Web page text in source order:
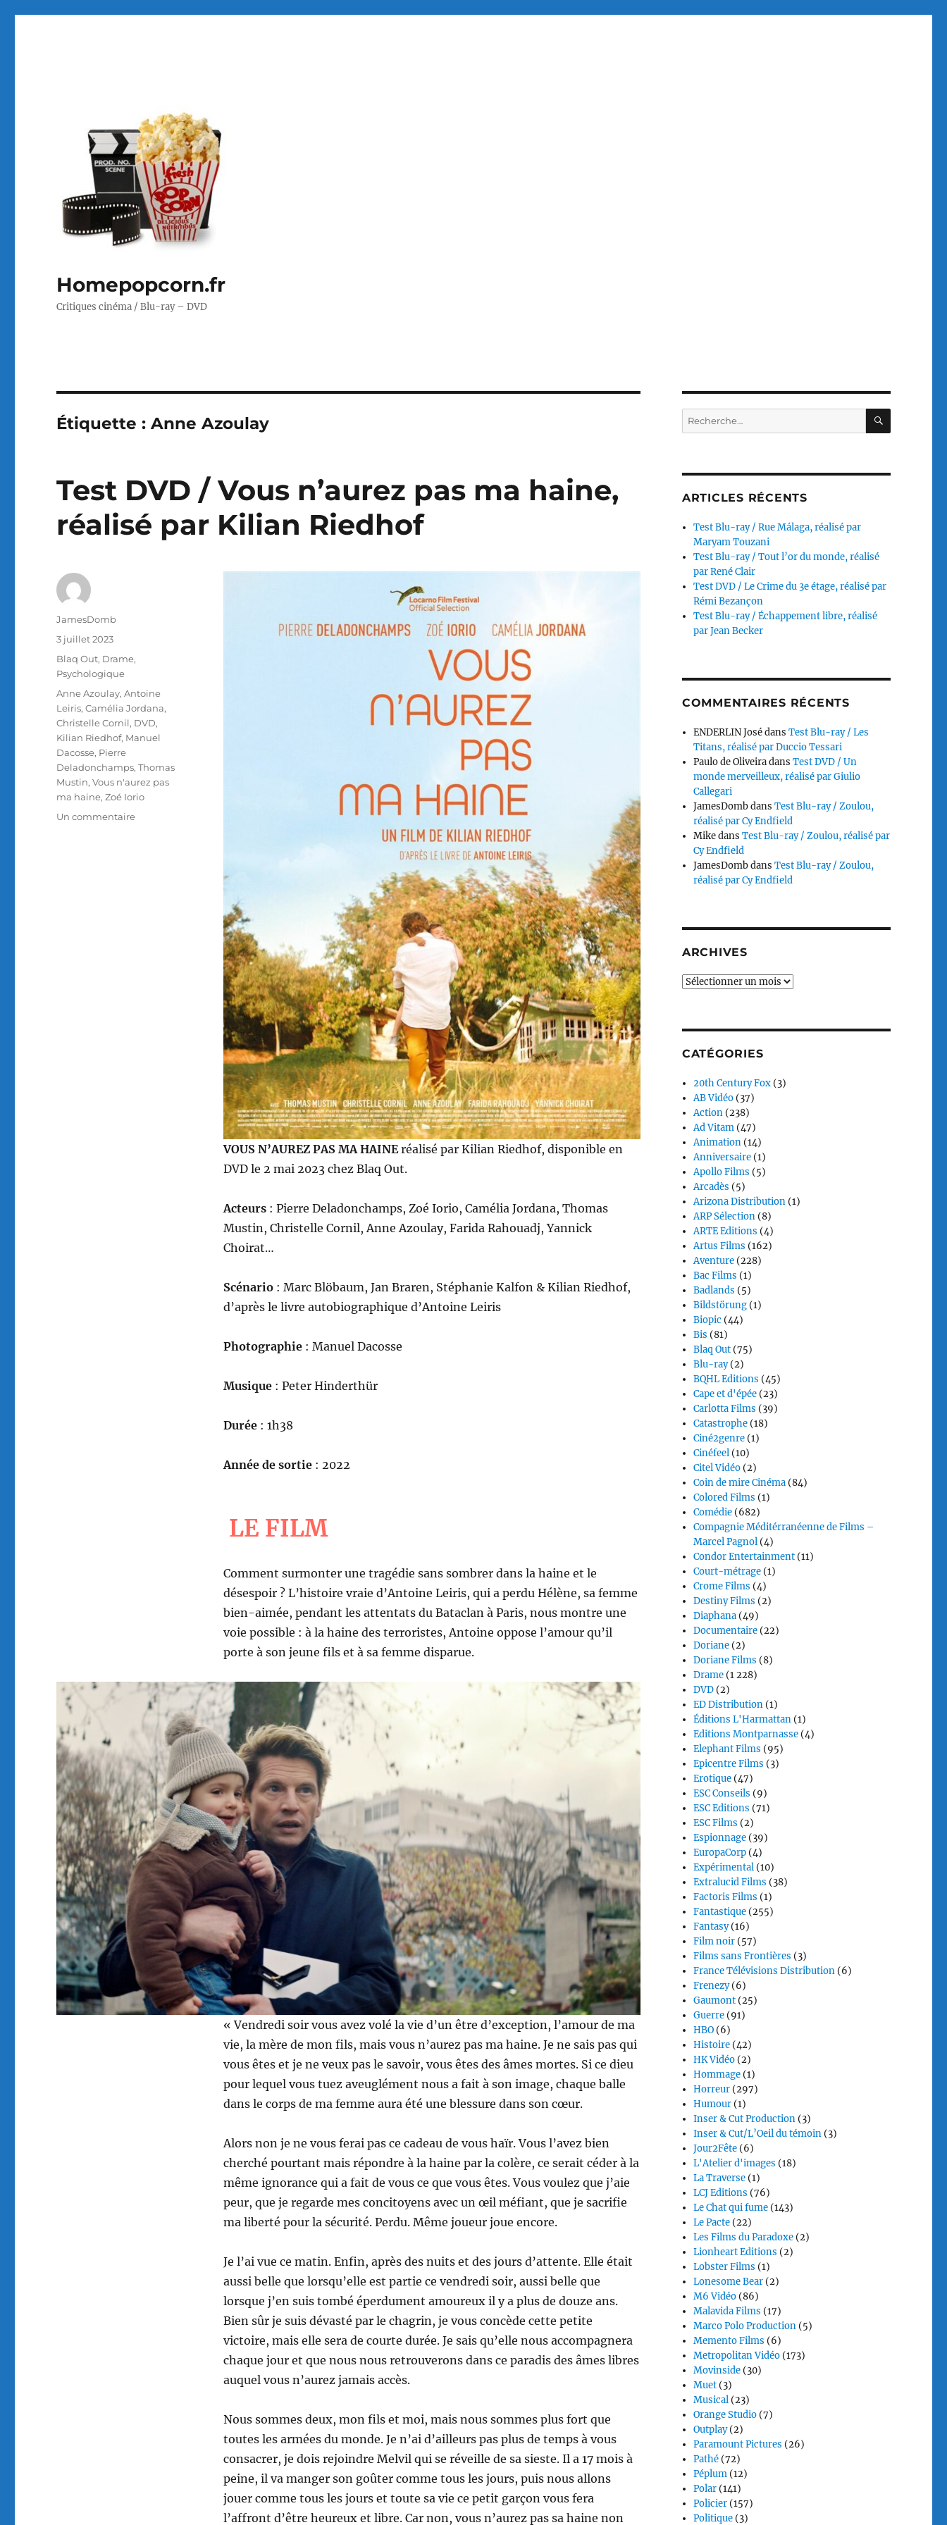
Homepopcorn.fr
Critiques cinéma / Blu-ray – DVD
Étiquette :Anne Azoulay
Test DVD / Vous n’aurez pas ma haine,
réalisé par Kilian Riedhof
VOUS N’AUREZ PAS MA HAINEréalisé par Kilian Riedhof, disponible en
DVD le 2 mai 2023 chez Blaq Out.
Acteurs: Pierre Deladonchamps, Zoé Iorio, Camélia Jordana, Thomas
Mustin, Christelle Cornil, Anne Azoulay, Farida Rahouadj, Yannick
Choirat…
Scénario: Marc Blöbaum, Jan Braren, Stéphanie Kalfon & Kilian Riedhof,
d’après le livre autobiographique d’Antoine Leiris
Photographie: Manuel Dacosse
Musique : Peter Hinderthür
Durée: 1h38
Année de sortie : 2022
LE FILM
Comment surmonter une tragédie sans sombrer dans la haine et le
désespoir ? L’histoire vraie d’Antoine Leiris, qui a perdu Hélène, sa femme
bien-aimée, pendant les attentats du Bataclan à Paris, nous montre une
voie possible : à la haine des terroristes, Antoine oppose l’amour qu’il
porte à son jeune fils et à sa femme disparue.
« Vendredi soir vous avez volé la vie d’un être d’exception, l’amour de ma
vie, la mère de mon fils, mais vous n’aurez pas ma haine. Je ne sais pas qui
vous êtes et je ne veux pas le savoir, vous êtes des âmes mortes. Si ce dieu
pour lequel vous tuez aveuglément nous a fait à son image, chaque balle
dans le corps de ma femme aura été une blessure dans son cœur.
Alors non je ne vous ferai pas ce cadeau de vous haïr. Vous l’avez bien
cherché pourtant mais répondre à la haine par la colère, ce serait céder à la
même ignorance qui a fait de vous ce que vous êtes. Vous voulez que j’aie
peur, que je regarde mes concitoyens avec un œil méfiant, que je sacrifie
ma liberté pour la sécurité. Perdu. Même joueur joue encore.
Je l’ai vue ce matin. Enfin, après des nuits et des jours d’attente. Elle était
aussi belle que lorsqu’elle est partie ce vendredi soir, aussi belle que
lorsque j’en suis tombé éperdument amoureux il y a plus de douze ans.
Bien sûr je suis dévasté par le chagrin, je vous concède cette petite
victoire, mais elle sera de courte durée. Je sais qu’elle nous accompagnera
chaque jour et que nous nous retrouverons dans ce paradis des âmes libres
auquel vous n’aurez jamais accès.
Nous sommes deux, mon fils et moi, mais nous sommes plus fort que
toutes les armées du monde. Je n’ai d’ailleurs pas plus de temps à vous
consacrer, je dois rejoindre Melvil qui se réveille de sa sieste. Il a 17 mois à
peine, il va manger son goûter comme tous les jours, puis nous allons
jouer comme tous les jours et toute sa vie ce petit garçon vous fera
l’affront d’être heureux et libre. Car non, vous n’aurez pas sa haine non
Auteur
JamesDomb
Publié
le
3 juillet 2023
Catégories
Blaq Out, Drame,
Psychologique
Étiquettes
Anne Azoulay,Antoine
Leiris,Camélia Jordana,
Christelle Cornil, DVD,
Kilian Riedhof, Manuel
Dacosse, Pierre
Deladonchamps,Thomas
Mustin,Vous n'aurez pas
ma haine,Zoé Iorio
Un commentairesur
Recherche
pour :
ARTICLES RÉCENTS
Test Blu-ray / Rue Málaga, réalisé par
Maryam Touzani
Test Blu-ray / Tout l’or du monde, réalisé
par René Clair
Test DVD / Le Crime du 3e étage, réalisé par
Rémi Bezançon
Test Blu-ray / Échappement libre, réalisé
par Jean Becker
COMMENTAIRES RÉCENTS
ENDERLIN JosédansTest Blu-ray / Les
Titans, réalisé par Duccio Tessari
Paulo de OliveiradansTest DVD / Un
monde merveilleux, réalisé par Giulio
Callegari
JamesDombdansTest Blu-ray / Zoulou,
réalisé par Cy Endfield
MikedansTest Blu-ray / Zoulou, réalisé par
Cy Endfield
JamesDombdansTest Blu-ray / Zoulou,
réalisé par Cy Endfield
ARCHIVES
Archives
CATÉGORIES
20th Century Fox (3)
AB Vidéo (37)
Action (238)
Ad Vitam (47)
Animation (14)
Anniversaire (1)
Apollo Films (5)
Arcadès (5)
Arizona Distribution (1)
ARP Sélection (8)
ARTE Editions (4)
Artus Films (162)
Aventure (228)
Bac Films (1)
Badlands (5)
Bildstörung (1)
Biopic (44)
Bis (81)
Blaq Out (75)
Blu-ray(2)
BQHL Editions (45)
Cape et d'épée (23)
Carlotta Films (39)
Catastrophe (18)
Ciné2genre (1)
Cinéfeel (10)
Citel Vidéo (2)
Coin de mire Cinéma (84)
Colored Films (1)
Comédie (682)
Compagnie Méditérranéenne de Films –
Marcel Pagnol (4)
Condor Entertainment (11)
Court-métrage (1)
Crome Films (4)
Destiny Films (2)
Diaphana (49)
Documentaire (22)
Doriane (2)
Doriane Films (8)
Drame (1 228)
DVD (2)
ED Distribution (1)
Éditions L'Harmattan (1)
Editions Montparnasse (4)
Elephant Films (95)
Epicentre Films (3)
Erotique (47)
ESC Conseils (9)
ESC Editions (71)
ESC Films (2)
Espionnage (39)
EuropaCorp (4)
Expérimental (10)
Extralucid Films (38)
Factoris Films (1)
Fantastique (255)
Fantasy(16)
Film noir (57)
Films sans Frontières (3)
France Télévisions Distribution (6)
Frenezy(6)
Gaumont (25)
Guerre (91)
HBO (6)
Histoire (42)
HK Vidéo (2)
Hommage (1)
Horreur (297)
Humour (1)
Inser & Cut Production (3)
Inser & Cut/L’Oeil du témoin (3)
Jour2Fête (6)
L'Atelier d'images (18)
La Traverse (1)
LCJ Editions (76)
Le Chat qui fume (143)
Le Pacte (22)
Les Films du Paradoxe (2)
Lionheart Editions (2)
Lobster Films (1)
Lonesome Bear (2)
M6 Vidéo (86)
Malavida Films (17)
Marco Polo Production (5)
Memento Films (6)
Metropolitan Vidéo (173)
Movinside (30)
Muet (3)
Musical (23)
Orange Studio (7)
Outplay(2)
Paramount Pictures (26)
Pathé (72)
Péplum (12)
Polar (141)
Policier (157)
Politique (3)